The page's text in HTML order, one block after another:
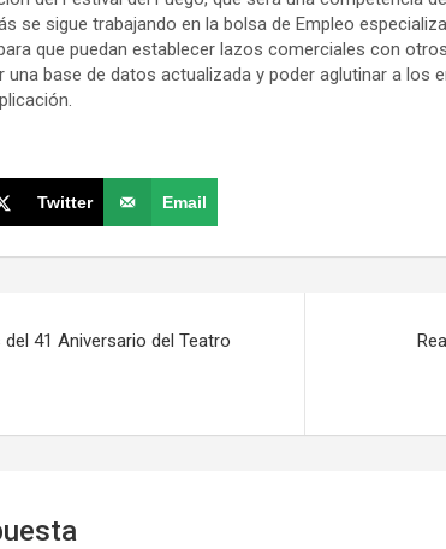
se sigue trabajando en la bolsa de Empleo
que puedan establecer lazos comerciales con
una base de datos actualizada y poder aglutinar a los
Twitter Email
41 Aniversario del Teatro